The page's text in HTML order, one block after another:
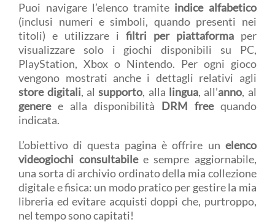
Puoi navigare l’elenco tramite indice alfabetico
(inclusi numeri e simboli, quando presenti nei
titoli) e utilizzare i filtri per piattaformaper
visualizzare solo i giochi disponibili su PC,
PlayStation, Xbox o Nintendo. Per ogni gioco
vengono mostrati anche i dettagli relativi agli
store digitali, alsupporto, alla lingua, all’anno, al
generee alla disponibilità DRM freequando
indicata.
L’obiettivo di questa pagina è offrire un elenco
videogiochi consultabilee sempre aggiornabile,
una sorta di archivio ordinato della mia collezione
digitale e fisica: un modo pratico per gestire la mia
libreria ed evitare acquisti doppi che, purtroppo,
nel tempo sono capitati!